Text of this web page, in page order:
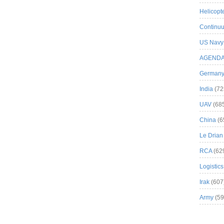
US Navy
AGENDA
Germany
India
UAV
China
Le Drian
RCA
Logistics
Irak
Army